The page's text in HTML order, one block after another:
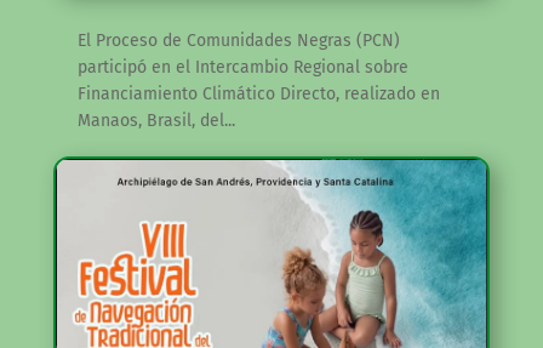
El Proceso de Comunidades Negras (PCN)
participó en el Intercambio Regional sobre
Financiamiento Climático Directo, realizado en
Manaos, Brasil, del...